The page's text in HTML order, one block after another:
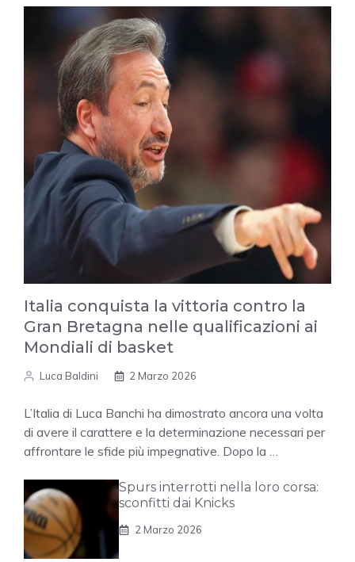
Italia conquista la vittoria contro la
Gran Bretagna nelle qualificazioni ai
Mondiali di basket
Luca Baldini 2 Marzo 2026
L’Italia di Luca Banchi ha dimostrato ancora una volta
di avere il carattere e la determinazione necessari per
affrontare le sfide più impegnative. Dopo la …
Spurs interrotti nella loro corsa:
sconfitti dai Knicks
2 Marzo 2026